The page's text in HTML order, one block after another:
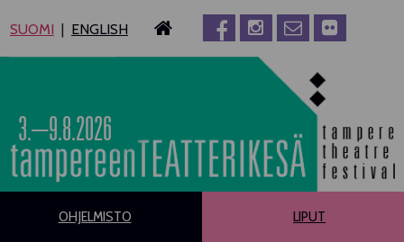
sisältöön
SUOMI ENGLISH
3.–9.8.2026
OHJELMISTO LIPUT